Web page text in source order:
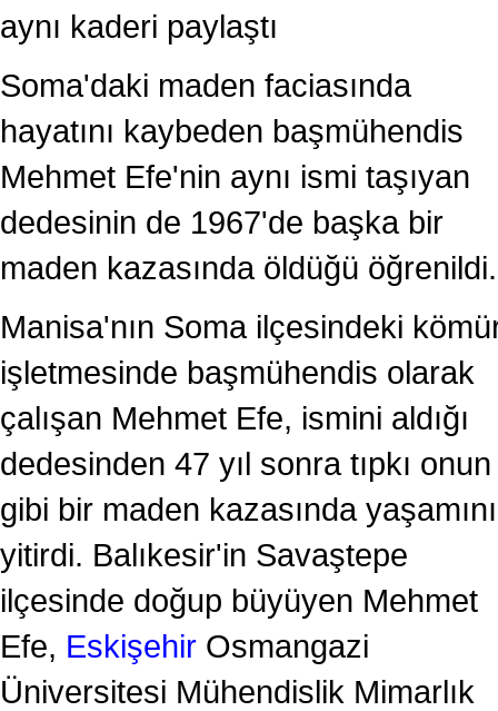
aynı kaderi paylaştı
Soma'daki maden faciasında
hayatını kaybeden başmühendis
Mehmet Efe'nin aynı ismi taşıyan
dedesinin de 1967'de başka bir
maden kazasında öldüğü öğrenildi.
Manisa'nın Soma ilçesindeki
işletmesinde başmühendis olarak
çalışan Mehmet Efe, ismini aldığı
dedesinden 47 yıl sonra tıpkı onun
gibi bir maden kazasında yaşamını
yitirdi. Balıkesir'in Savaştepe
ilçesinde doğup büyüyen Mehmet
Efe, Eskişehir Osmangazi
Üniversitesi Mühendislik Mimarlık